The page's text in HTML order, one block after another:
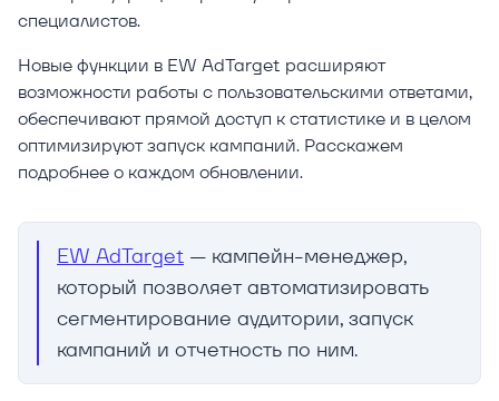
специалистов.
Новые функции в EW AdTarget расширяют
возможности работы с пользовательскими ответами,
обеспечивают прямой доступ к статистике и в целом
оптимизируют запуск кампаний. Расскажем
подробнее о каждом обновлении.
EW AdTarget — кампейн-менеджер,
который позволяет автоматизировать
сегментирование аудитории, запуск
кампаний и отчетность по ним.